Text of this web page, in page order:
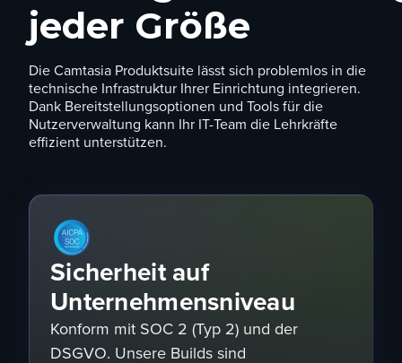
jeder Größe
Die Camtasia Produktsuite lässt sich problemlos in die
technische Infrastruktur Ihrer Einrichtung integrieren.
Dank Bereitstellungsoptionen und Tools für die
Nutzerverwaltung kann Ihr IT-Team die Lehrkräfte
effizient unterstützen.
Sicherheit auf
Unternehmensniveau
Konform mit SOC 2 (Typ 2) und der
DSGVO. Unsere Builds sind